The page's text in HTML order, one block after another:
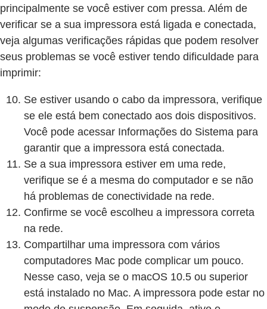
principalmente se você estiver com pressa. Além de
verificar se a sua impressora está ligada e conectada,
veja algumas verificações rápidas que podem resolver
seus problemas se você estiver tendo dificuldade para
imprimir:
Se estiver usando o cabo da impressora, verifique
se ele está bem conectado aos dois dispositivos.
Você pode acessar Informações do Sistema para
garantir que a impressora está conectada.
Se a sua impressora estiver em uma rede,
verifique se é a mesma do computador e se não
há problemas de conectividade na rede.
Confirme se você escolheu a impressora correta
na rede.
Compartilhar uma impressora com vários
computadores Mac pode complicar um pouco.
Nesse caso, veja se o macOS 10.5 ou superior
está instalado no Mac. A impressora pode estar no